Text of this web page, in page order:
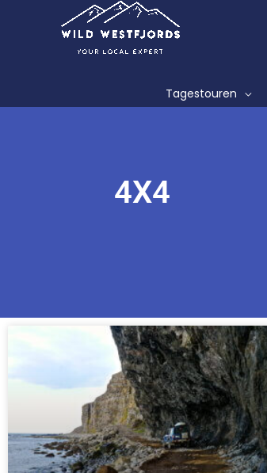
Tagestouren
4X4